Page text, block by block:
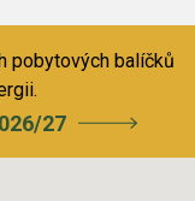
pobytových balíčků
27